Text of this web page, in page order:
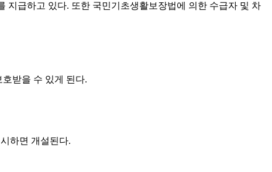
지급하고 있다. 또한 국민기초생활보장법에 의한 수급자 및 차
받을 수 있게 된다.
하면 개설된다.